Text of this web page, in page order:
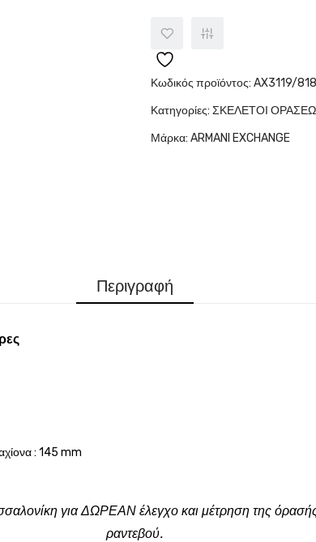
Κωδικός προϊόντος: AX3119/
Κατηγορίες: ΣΚΕΛΕΤΟΙ
Μάρκα: ARMANI EXCHANGE
Περιγραφή
: 145 mm
για ΔΩΡΕΑΝ έλεγχο και μέτρηση της
ραντεβού.